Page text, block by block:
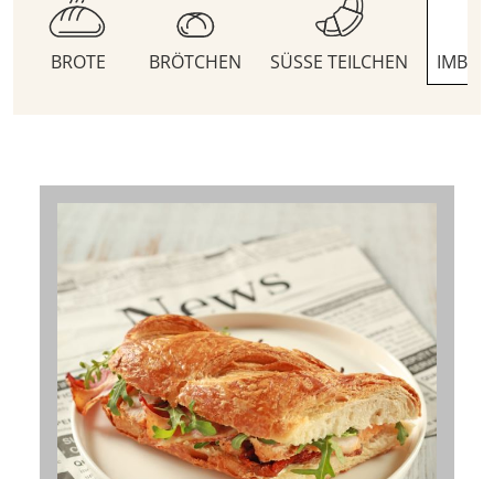
BROTE BRÖTCHEN SÜSSE TEILCHEN